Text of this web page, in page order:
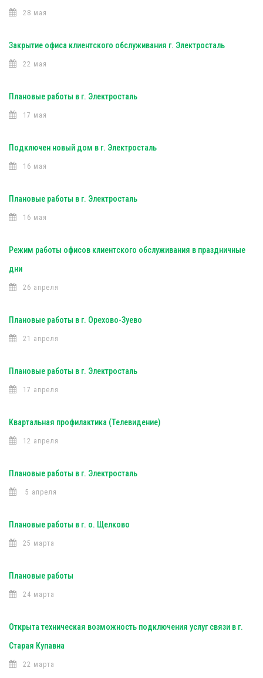
28 мая
Закрытие офиса клиентского обслуживания г. Электросталь
22 мая
Плановые работы в г. Электросталь
17 мая
Подключен новый дом в г. Электросталь
16 мая
Плановые работы в г. Электросталь
16 мая
Режим работы офисов клиентского обслуживания в праздничные
дни
26 апреля
Плановые работы в г. Орехово-Зуево
21 апреля
Плановые работы в г. Электросталь
17 апреля
Квартальная профилактика (Телевидение)
12 апреля
Плановые работы в г. Электросталь
5 апреля
Плановые работы в г. о. Щелково
25 марта
Плановые работы
24 марта
Открыта техническая возможность подключения услуг связи в г.
Старая Купавна
22 марта